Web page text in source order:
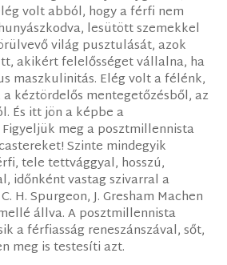
volt abból, hogy a férfi nem
lesütött szemekkel
világ pusztulását, azok
akikért felelősséget vállalna, ha
maszkulinitás. Elég volt a félénk,
kéztördelős mentegetőzésből, az
És itt jön a képbe a
meg a posztmillennista
Szinte mindegyik
tele tettvággyal, hosszú,
időnként vastag szivarral a
H. Spurgeon, J. Gresham Machen
állva. A posztmillennista
a férfiasság reneszánszával, sőt,
meg is testesíti azt.